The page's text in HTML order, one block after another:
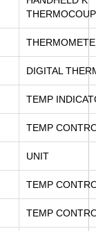
DIGITAL
TEMP
TEMP
UNIT
TEMP
TEMP